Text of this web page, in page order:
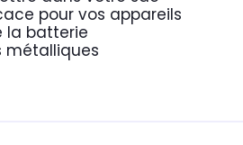
pour vos appareils
la batterie
métalliques